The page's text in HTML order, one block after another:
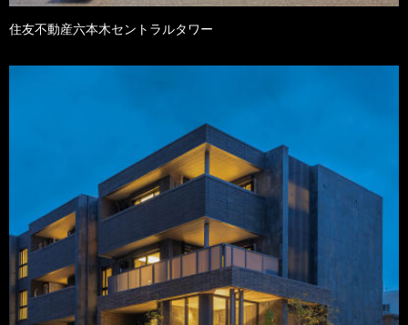
住友不動産六本木セントラルタワー